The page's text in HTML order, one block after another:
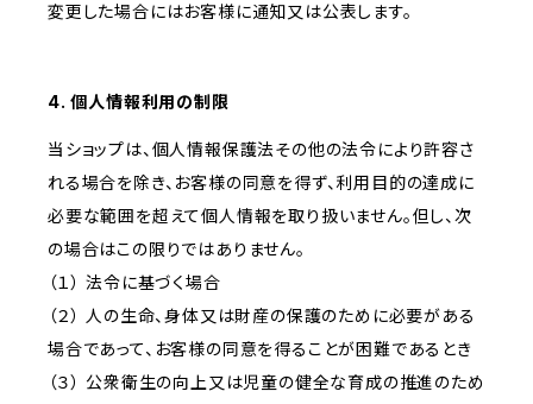
変更した場合にはお客様に通知又は公表します。
4. 個人情報利用の制限
当ショップは、個人情報保護法その他の法令により許容さ
れる場合を除き、お客様の同意を得ず、利用目的の達成に
必要な範囲を超えて個人情報を取り扱いません。但し、次
の場合はこの限りではありません。
（１） 法令に基づく場合
（２） 人の生命、身体又は財産の保護のために必要がある
場合であって、お客様の同意を得ることが困難であるとき
（３） 公衆衛生の向上又は児童の健全な育成の推進のため